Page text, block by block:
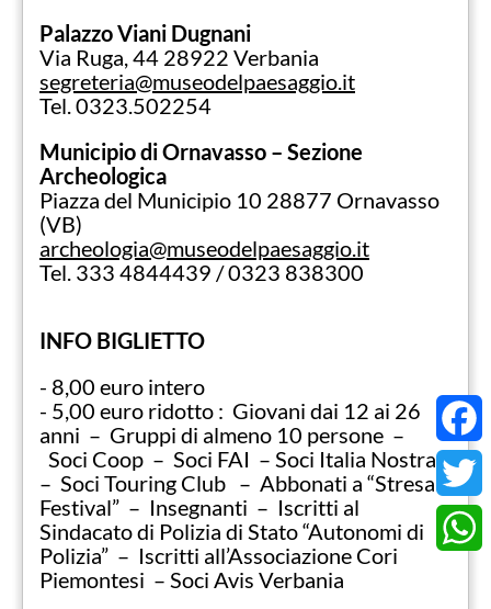
Palazzo Viani Dugnani
Via Ruga, 44 28922 Verbania
segreteria@museodelpaesaggio.it
Tel. 0323.502254
Municipio di Ornavasso – Sezione
Archeologica
Piazza del Municipio 10 28877 Ornavasso
(VB)
archeologia@museodelpaesaggio.it
Tel. 333 4844439 / 0323 838300
INFO BIGLIETTO
- 8,00 euro intero
- 5,00 euro ridotto : Giovani dai 12 ai 26
anni – Gruppi di almeno 10 persone –
Soci Coop – Soci FAI – Soci Italia Nostra
– Soci Touring Club – Abbonati a “Stresa
Festival” – Insegnanti – Iscritti al
Sindacato di Polizia di Stato “Autonomi di
Polizia” – Iscritti all’Associazione Cori
Piemontesi – Soci Avis Verbania
Twitter